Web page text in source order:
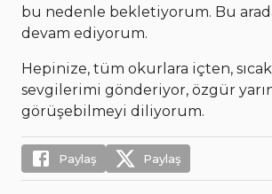
bu nedenle bekletiyorum. Bu
devam ediyorum.
Hepinize, tüm okurlara içten, sıcak
sevgilerimi gönderiyor, özgür
görüşebilmeyi diliyorum.
Paylaş Paylaş